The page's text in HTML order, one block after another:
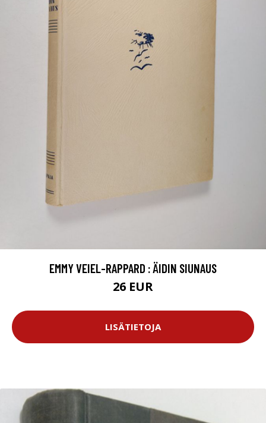
EMMY VEIEL-RAPPARD : ÄIDIN SIUNAUS
26 EUR
LISÄTIETOJA